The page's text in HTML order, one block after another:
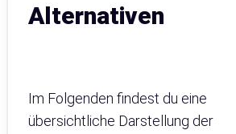
Alternativen
Im Folgenden findest du eine
übersichtliche Darstellung der